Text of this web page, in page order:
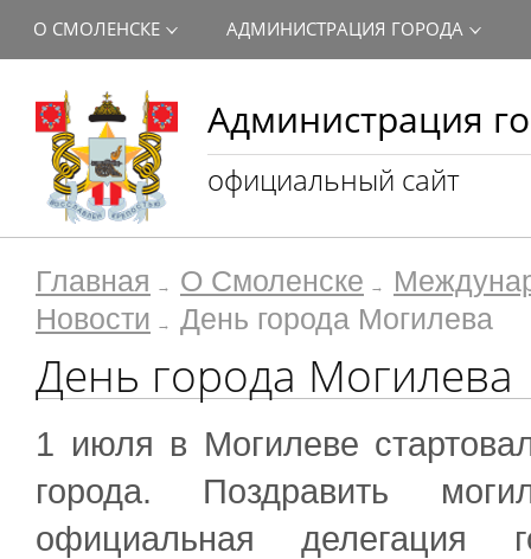
Администрация
официальный сайт
О СМОЛЕНСКЕ АДМИНИСТРАЦИЯ ГОРОДА
Главная О Смоленске
Новости
День города Могилева
День города Могилева
1 июля в Могилеве
города. Поздравить
официальная